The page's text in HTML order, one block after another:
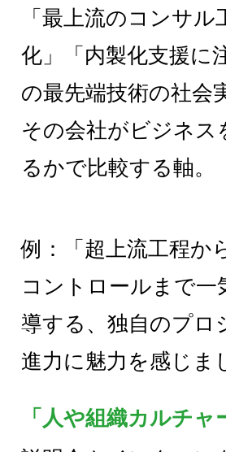
「最上流のコンサル
化」「内製化支援に
の最先端技術の社会
その会社がビジネス
るかで比較する軸。
例：「超上流工程か
コントロールまで一
導する、独自のプロ
進力に魅力を感じま
「人や組織カルチャ